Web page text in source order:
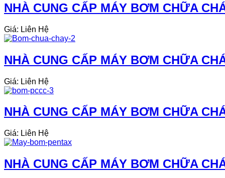
NHÀ CUNG CẤP MÁY BƠM CHỮA
Giá: Liên Hệ
NHÀ CUNG CẤP MÁY BƠM CHỮA
Giá: Liên Hệ
NHÀ CUNG CẤP MÁY BƠM CHỮA
Giá: Liên Hệ
NHÀ CUNG CẤP MÁY BƠM CHỮA